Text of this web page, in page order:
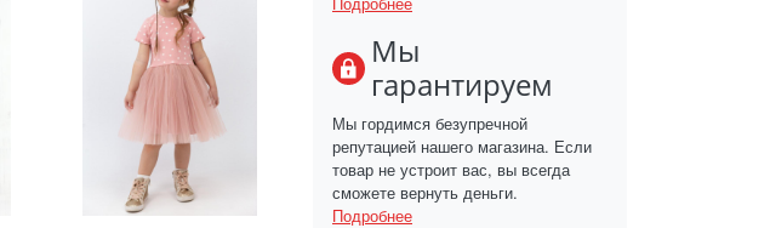
Мы
гарантируем
Мы гордимся безупречной
репутацией нашего магазина. Если
товар не устроит вас, вы всегда
сможете вернуть деньги.
Подробнее